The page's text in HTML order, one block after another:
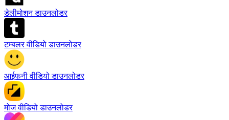
डेलीमोशन डाउनलोडर
टम्बलर वीडियो डाउनलोडर
आईफनी वीडियो डाउनलोडर
मोज वीडियो डाउनलोडर